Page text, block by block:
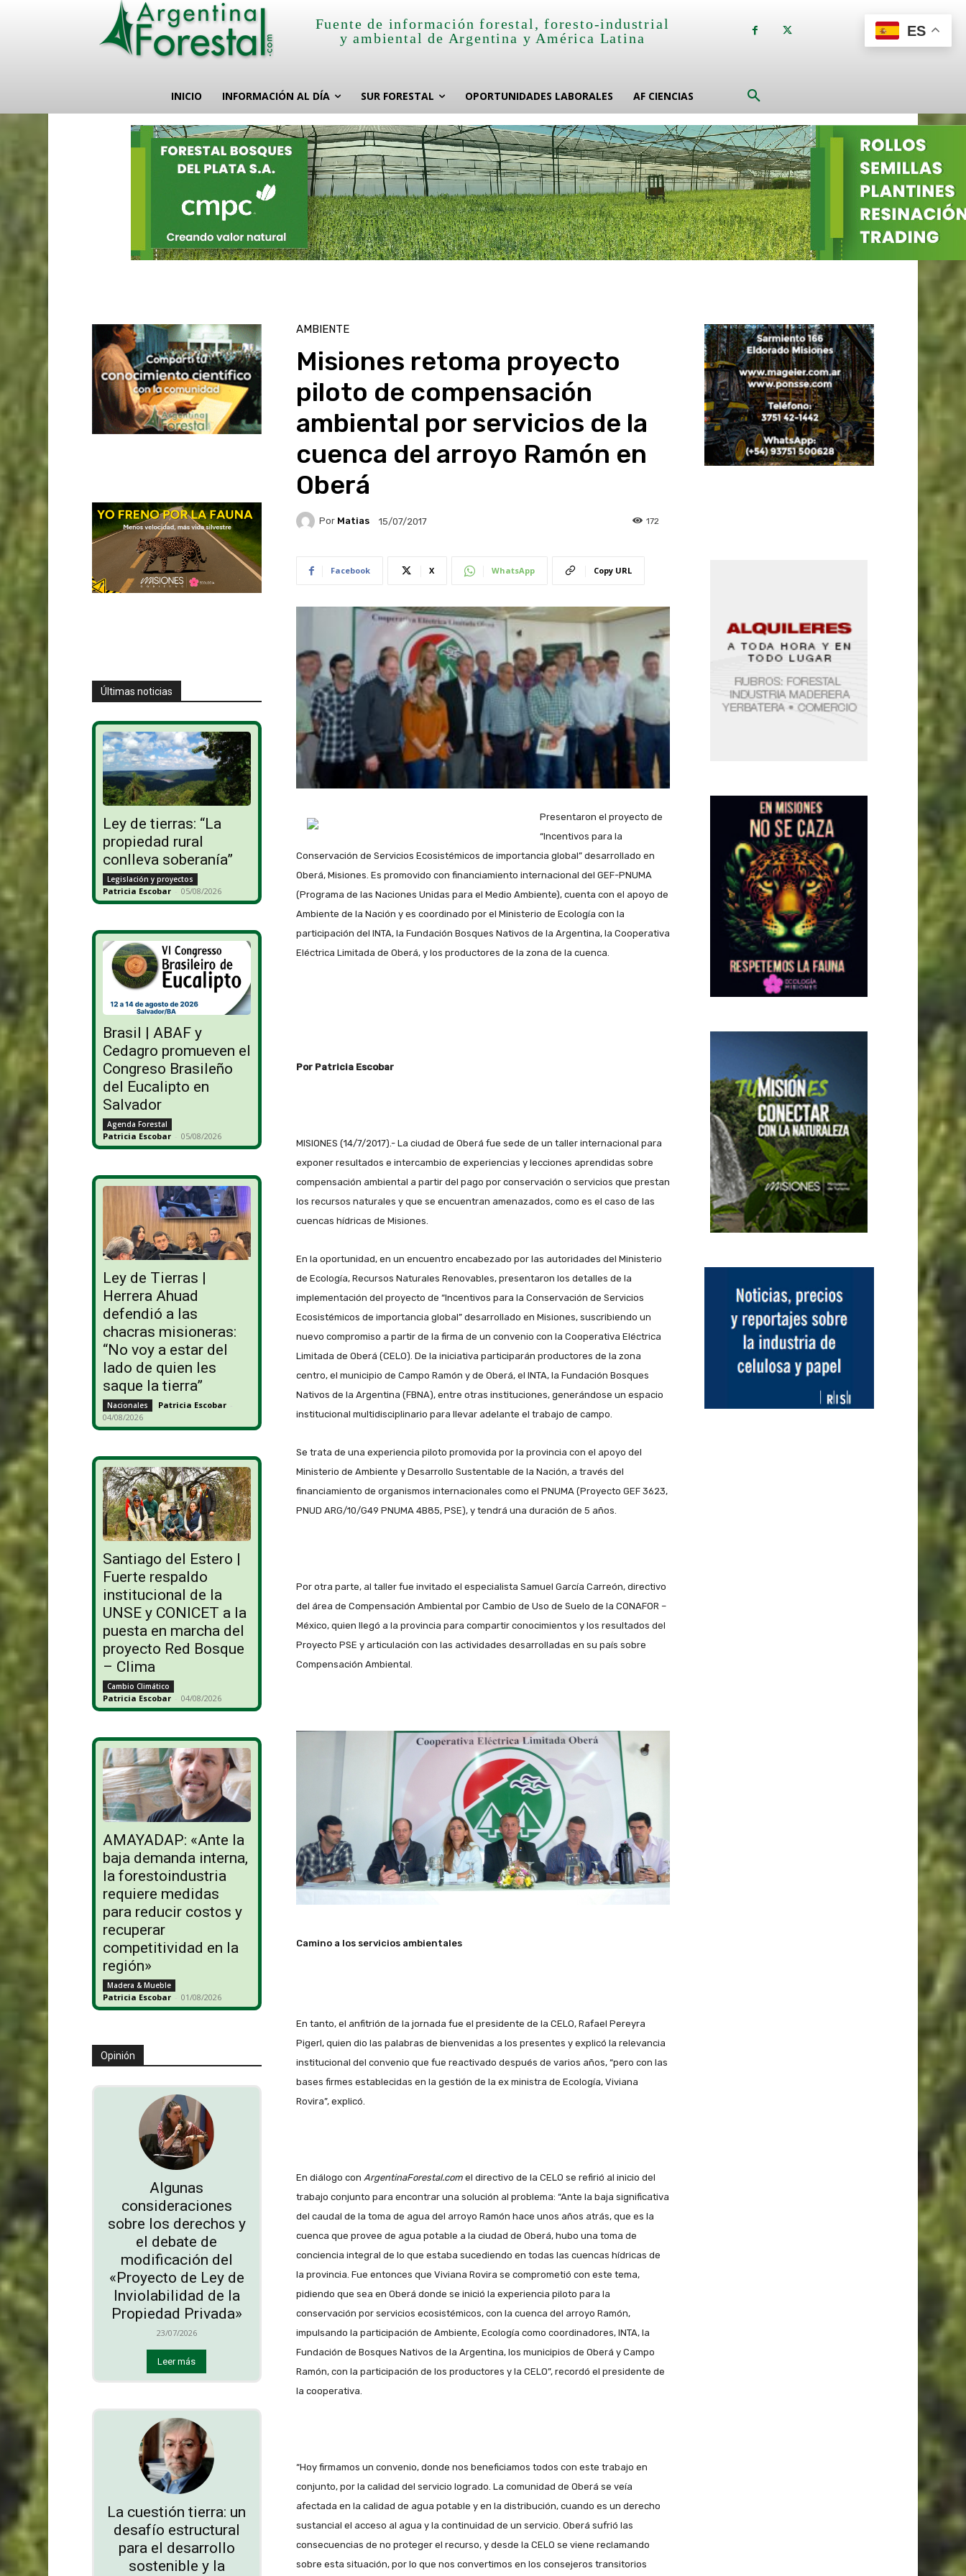
Fuente de información forestal, foresto-industrial
y ambiental de Argentina y América Latina
INICIO INFORMACIÓN AL DÍA SUR FORESTAL OPORTUNIDADES LABORALES AF CIENCIAS
Últimas noticias
Ley de tierras: “La
propiedad rural
conlleva soberanía”
Legislación y proyectos
Patricia Escobar - 05/08/2026
Brasil | ABAF y
Cedagro promueven el
Congreso Brasileño
del Eucalipto en
Salvador
Agenda Forestal
Patricia Escobar - 05/08/2026
Ley de Tierras |
Herrera Ahuad
defendió a las
chacras misioneras:
“No voy a estar del
lado de quien les
saque la tierra”
Nacionales Patricia Escobar -
04/08/2026
Santiago del Estero |
Fuerte respaldo
institucional de la
UNSE y CONICET a la
puesta en marcha del
proyecto Red Bosque
– Clima
Cambio Climático
Patricia Escobar - 04/08/2026
AMAYADAP: «Ante la
baja demanda interna,
la forestoindustria
requiere medidas
para reducir costos y
recuperar
competitividad en la
región»
Madera & Mueble
Patricia Escobar - 01/08/2026
Opinión
Algunas
consideraciones
sobre los derechos y
el debate de
modificación del
«Proyecto de Ley de
Inviolabilidad de la
Propiedad Privada»
23/07/2026
Leer más
La cuestión tierra: un
desafío estructural
para el desarrollo
sostenible y la
AMBIENTE
Misiones retoma proyecto
piloto de compensación
ambiental por servicios de la
cuenca del arroyo Ramón en
Oberá
Por Matias 15/07/2017 172
Facebook X WhatsApp Copy URL
Presentaron el proyecto de
“Incentivos para la
Conservación de Servicios Ecosistémicos de importancia global” desarrollado en
Oberá, Misiones. Es promovido con financiamiento internacional del GEF-PNUMA
(Programa de las Naciones Unidas para el Medio Ambiente), cuenta con el apoyo de
Ambiente de la Nación y es coordinado por el Ministerio de Ecología con la
participación del INTA, la Fundación Bosques Nativos de la Argentina, la Cooperativa
Eléctrica Limitada de Oberá, y los productores de la zona de la cuenca.
Por Patricia Escobar
MISIONES (14/7/2017).- La ciudad de Oberá fue sede de un taller internacional para
exponer resultados e intercambio de experiencias y lecciones aprendidas sobre
compensación ambiental a partir del pago por conservación o servicios que prestan
los recursos naturales y que se encuentran amenazados, como es el caso de las
cuencas hídricas de Misiones.
En la oportunidad, en un encuentro encabezado por las autoridades del Ministerio
de Ecología, Recursos Naturales Renovables, presentaron los detalles de la
implementación del proyecto de “Incentivos para la Conservación de Servicios
Ecosistémicos de importancia global” desarrollado en Misiones, suscribiendo un
nuevo compromiso a partir de la firma de un convenio con la Cooperativa Eléctrica
Limitada de Oberá (CELO). De la iniciativa participarán productores de la zona
centro, el municipio de Campo Ramón y de Oberá, el INTA, la Fundación Bosques
Nativos de la Argentina (FBNA), entre otras instituciones, generándose un espacio
institucional multidisciplinario para llevar adelante el trabajo de campo.
Se trata de una experiencia piloto promovida por la provincia con el apoyo del
Ministerio de Ambiente y Desarrollo Sustentable de la Nación, a través del
financiamiento de organismos internacionales como el PNUMA (Proyecto GEF 3623,
PNUD ARG/10/G49 PNUMA 4B85, PSE), y tendrá una duración de 5 años.
Por otra parte, al taller fue invitado el especialista Samuel García Carreón, directivo
del área de Compensación Ambiental por Cambio de Uso de Suelo de la CONAFOR –
México, quien llegó a la provincia para compartir conocimientos y los resultados del
Proyecto PSE y articulación con las actividades desarrolladas en su país sobre
Compensación Ambiental.
Camino a los servicios ambientales
En tanto, el anfitrión de la jornada fue el presidente de la CELO, Rafael Pereyra
Pigerl, quien dio las palabras de bienvenidas a los presentes y explicó la relevancia
institucional del convenio que fue reactivado después de varios años, “pero con las
bases firmes establecidas en la gestión de la ex ministra de Ecología, Viviana
Rovira”, explicó.
En diálogo con ArgentinaForestal.com el directivo de la CELO se refirió al inicio del
trabajo conjunto para encontrar una solución al problema: “Ante la baja significativa
del caudal de la toma de agua del arroyo Ramón hace unos años atrás, que es la
cuenca que provee de agua potable a la ciudad de Oberá, hubo una toma de
conciencia integral de lo que estaba sucediendo en todas las cuencas hídricas de
la provincia. Fue entonces que Viviana Rovira se comprometió con este tema,
pidiendo que sea en Oberá donde se inició la experiencia piloto para la
conservación por servicios ecosistémicos, con la cuenca del arroyo Ramón,
impulsando la participación de Ambiente, Ecología como coordinadores, INTA, la
Fundación de Bosques Nativos de la Argentina, los municipios de Oberá y Campo
Ramón, con la participación de los productores y la CELO”, recordó el presidente de
la cooperativa.
“Hoy firmamos un convenio, donde nos beneficiamos todos con este trabajo en
conjunto, por la calidad del servicio logrado. La comunidad de Oberá se veía
afectada en la calidad de agua potable y en la distribución, cuando es un derecho
sustancial el acceso al agua y la continuidad de un servicio. Oberá sufrió las
consecuencias de no proteger el recurso, y desde la CELO se viene reclamando
sobre esta situación, por lo que nos convertimos en los consejeros transitorios
ES